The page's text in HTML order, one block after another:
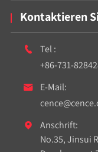
Kontaktieren

Tel :
+86-731-

E-Mail:

Anschrift:
No.35, Jinsui